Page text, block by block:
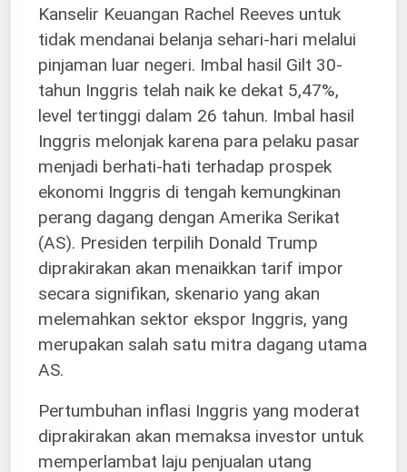
Kanselir Keuangan Rachel Reeves untuk
tidak mendanai belanja sehari-hari melalui
pinjaman luar negeri. Imbal hasil Gilt 30-
tahun Inggris telah naik ke dekat 5,47%,
level tertinggi dalam 26 tahun. Imbal hasil
Inggris melonjak karena para pelaku pasar
menjadi berhati-hati terhadap prospek
ekonomi Inggris di tengah kemungkinan
perang dagang dengan Amerika Serikat
(AS). Presiden terpilih Donald Trump
diprakirakan akan menaikkan tarif impor
secara signifikan, skenario yang akan
melemahkan sektor ekspor Inggris, yang
merupakan salah satu mitra dagang utama
AS.
Pertumbuhan inflasi Inggris yang moderat
diprakirakan akan memaksa investor untuk
memperlambat laju penjualan utang